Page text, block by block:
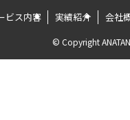
ビス内容 実績紹介 会社
© Copyright